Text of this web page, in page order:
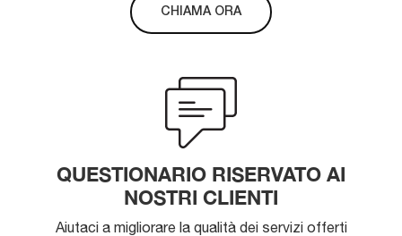
CHIAMA ORA
QUESTIONARIO RISERVATO AI
NOSTRI CLIENTI
Aiutaci a migliorare la qualità dei servizi offerti